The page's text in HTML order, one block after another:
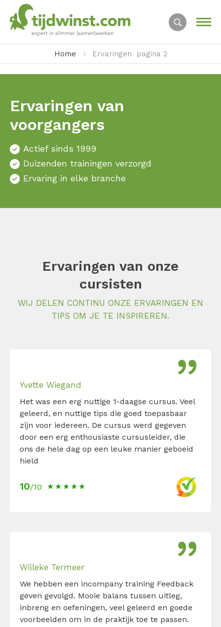
Home Ervaringen pagina 2
Ervaringen van
voorgangers
Actief sinds 1999
Duizenden trainingen verzorgd
Ervaring in elke branche
Ervaringen van onze
cursisten
WIJ DELEN CONTINU ONZE ERVARINGEN EN
TIPS OM JE TE INSPIREREN.
Yvette Wiegand
Het was een erg nuttige 1-daagse cursus. Veel
geleerd, en nuttige tips die goed toepasbaar
zijn voor iedereen. De cursus werd gegeven
door een erg enthousiaste cursusleider, die
ons de hele dag op een leuke manier geboeid
hield
10/10
Willeke Termeer
We hebben een incompany training Feedback
geven gevolgd. Mooie balans tussen uitleg,
inbreng en oefeningen, veel geleerd en goede
voorbeelden om in de praktijk toe te passen.